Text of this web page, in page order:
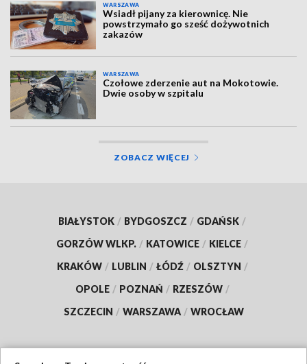
WARSZAWA
Wsiadł pijany za kierownicę. Nie
powstrzymało go sześć dożywotnich
zakazów
WARSZAWA
Czołowe zderzenie aut na Mokotowie.
Dwie osoby w szpitalu
ZOBACZ WIĘCEJ
BIAŁYSTOK / BYDGOSZCZ / GDAŃSK /
GORZÓW WLKP. / KATOWICE / KIELCE /
KRAKÓW / LUBLIN / ŁÓDŹ / OLSZTYN /
OPOLE / POZNAŃ / RZESZÓW /
SZCZECIN / WARSZAWA / WROCŁAW